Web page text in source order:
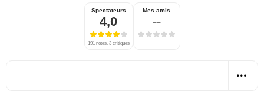
Spectateurs
4,0
191 notes, 3 critiques
Mes amis
--